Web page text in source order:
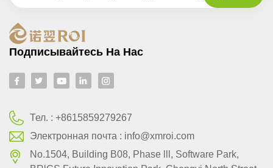
Подписывайтесь На Нас
Тел. :+8615859279267
Электронная почта : info@xmroi.com
No.1504, Building B08, Phase lll, Software Park,